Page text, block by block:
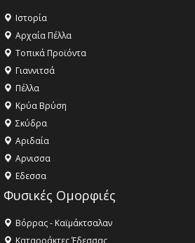
Ιστορία
Αρχαία Πέλλα
Τοπικά Προϊόντα
Γιαννιτσά
Πέλλα
Κρύα Βρύση
Σκύδρα
Αριδαία
Aρνισσα
Eδεσσα
Φυσικές Ομορφιές
Βόρρας - Καϊμάκτσαλαν
Καταρράκτες Έδεσσας